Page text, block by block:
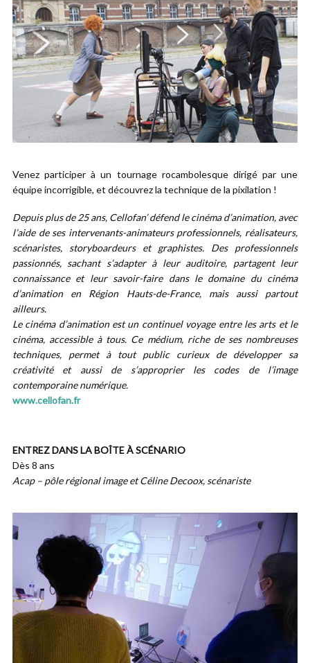
Venez participer à un tournage rocambolesque dirigé par une
équipe incorrigible, et découvrez la technique de la pixilation !
Depuis plus de 25 ans, Cellofan’ défend le cinéma d’animation, avec
l’aide de ses intervenants-animateurs professionnels, réalisateurs,
scénaristes, storyboardeurs et graphistes. Des professionnels
passionnés, sachant s’adapter à leur auditoire, partagent leur
connaissance et leur savoir-faire dans le domaine du cinéma
d’animation en Région Hauts-de-France, mais aussi partout
ailleurs.
Le cinéma d’animation est un continuel voyage entre les arts et le
cinéma, accessible à tous. Ce médium, riche de ses nombreuses
techniques, permet à tout public curieux de développer sa
créativité et aussi de s’approprier les codes de l’image
contemporaine numérique.
www.cellofan.fr
ENTREZ DANS LA BOÎTE À SCÉNARIO
Dès 8 ans
Acap – pôle régional image et Céline Decoox, scénariste